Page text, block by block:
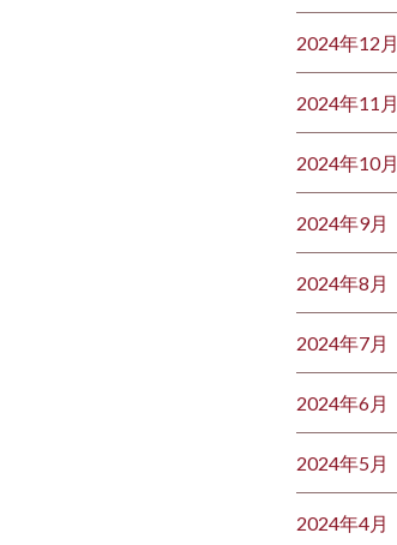
2024年12月
2024年11月
2024年10月
2024年9月
2024年8月
2024年7月
2024年6月
2024年5月
2024年4月